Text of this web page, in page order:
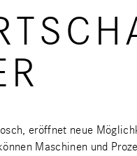
eröffnet neue
Maschinen und